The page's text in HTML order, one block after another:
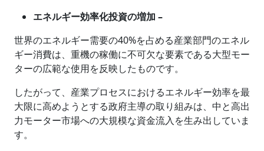
エネルギー効率化投資の増加 –
世界のエネルギー需要の40%を占める産業部門のエネル
ギー消費は、重機の稼働に不可欠な要素である大型モー
ターの広範な使用を反映したものです。
したがって、産業プロセスにおけるエネルギー効率を最
大限に高めようとする政府主導の取り組みは、中と高出
力モーター市場への大規模な資金流入を生み出していま
す。